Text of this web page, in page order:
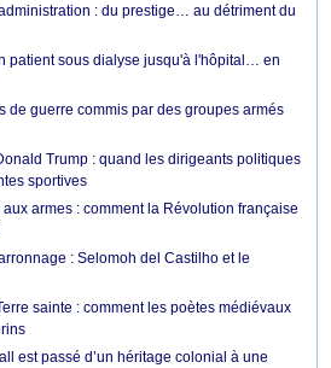
: du prestige… au détriment du
patient sous dialyse jusqu'à l'hôpital… en
de guerre commis par des groupes armés
Trump : quand les dirigeants politiques
sportives
aux armes : comment la Révolution française
: Selomoh del Castilho et le
sainte : comment les poètes médiévaux
est passé d’un héritage colonial à une